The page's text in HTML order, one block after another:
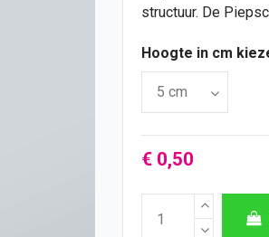
structuur. De
Hoogte in cm
€ 0,50